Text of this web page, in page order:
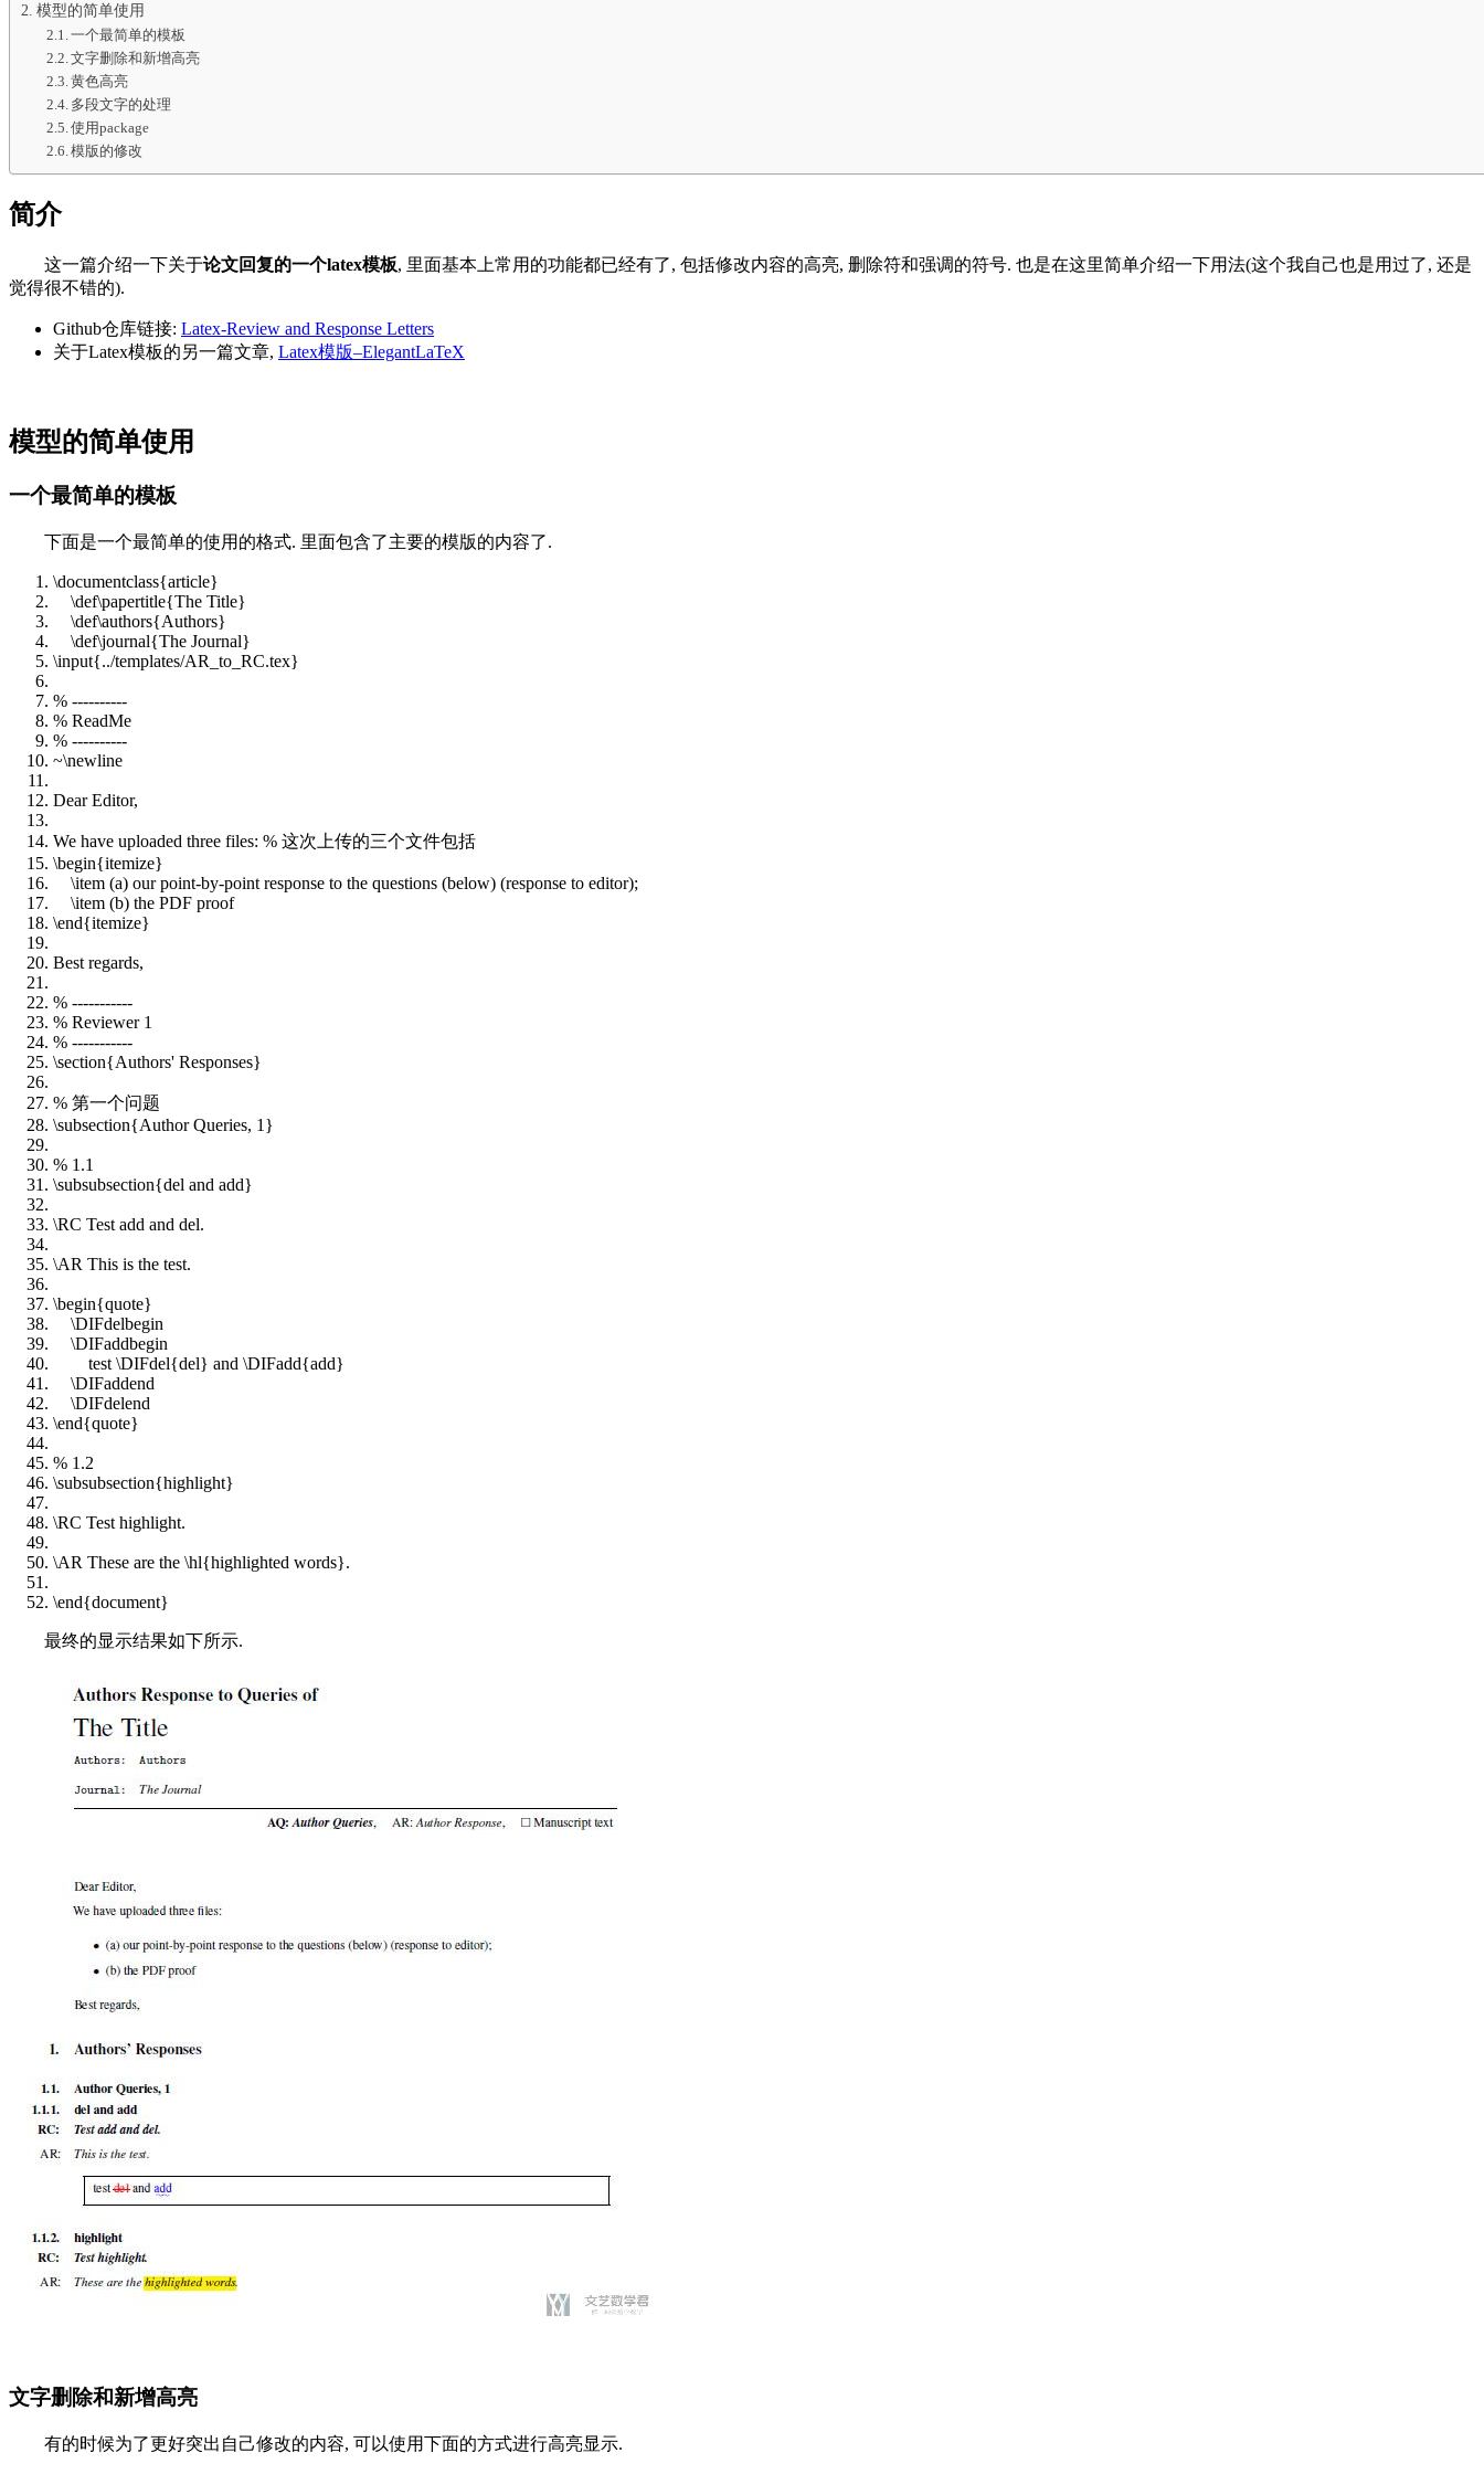
模型的简单使用
一个最简单的模板
文字删除和新增高亮
黄色高亮
多段文字的处理
使用package
模版的修改
简介
这一篇介绍一下关于论文回复的一个latex模板, 里面基本上常用的功能都已经有了, 包括修改内容的高亮, 删除符和强调的符号. 也是在这里简单介绍一下用法(这个我自己也是用过了, 还是
觉得很不错的).
Github仓库链接: Latex-Review and Response Letters
关于Latex模板的另一篇文章, Latex模版–ElegantLaTeX
模型的简单使用
一个最简单的模板
下面是一个最简单的使用的格式. 里面包含了主要的模版的内容了.
\documentclass{article}
\def\papertitle{The Title}
\def\authors{Authors}
\def\journal{The Journal}
\input{../templates/AR_to_RC.tex}
% ----------
% ReadMe
% ----------
~\newline
Dear Editor,
We have uploaded three files: % 这次上传的三个文件包括
\begin{itemize}
\item (a) our point-by-point response to the questions (below) (response to editor);
\item (b) the PDF proof
\end{itemize}
Best regards,
% -----------
% Reviewer 1
% -----------
\section{Authors' Responses}
% 第一个问题
\subsection{Author Queries, 1}
% 1.1
\subsubsection{del and add}
\RC Test add and del.
\AR This is the test.
\begin{quote}
\DIFdelbegin
\DIFaddbegin
test \DIFdel{del} and \DIFadd{add}
\DIFaddend
\DIFdelend
\end{quote}
% 1.2
\subsubsection{highlight}
\RC Test highlight.
\AR These are the \hl{highlighted words}.
\end{document}
最终的显示结果如下所示.
文字删除和新增高亮
有的时候为了更好突出自己修改的内容, 可以使用下面的方式进行高亮显示.